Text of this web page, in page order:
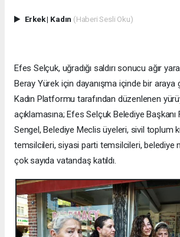
Erkek| Kadın (Haberi Sesli Oku)
Efes Selçuk, uğradığı saldırı sonucu ağır
Beray Yürek için dayanışma içinde bir araya
Kadın Platformu tarafından düzenlenen
açıklamasına; Efes Selçuk Belediye
Sengel, Belediye Meclis üyeleri, sivil toplum
temsilcileri, siyasi parti temsilcileri, belediye
çok sayıda vatandaş katıldı.